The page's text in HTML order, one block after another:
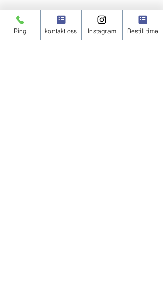
Åpningstider:
Vestland Klinikken
Ring kontakt oss Instagram Bestill time